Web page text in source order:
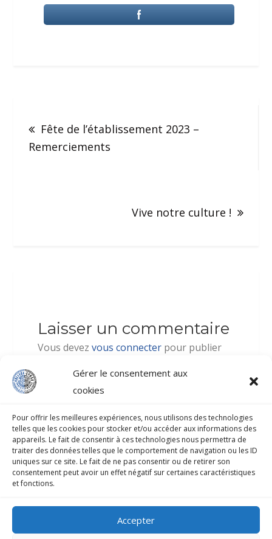
Gérer le consentement aux
cookies
Pour offrir les meilleures expériences, nous utilisons des technologies
telles que les cookies pour stocker et/ou accéder aux informations des
appareils. Le fait de consentir à ces technologies nous permettra de
traiter des données telles que le comportement de navigation ou les ID
uniques sur ce site. Le fait de ne pas consentir ou de retirer son
consentement peut avoir un effet négatif sur certaines caractéristiques
et fonctions.
Accepter
Fête de l’établissement 2023 –
Remerciements
Vive notre culture !
Laisser un commentaire
Vous devezvous connecter pour publier
COLLÈGE-LYCÉE PROFESSIONNEL D’ATUONA
Secrétariat : 40 917 070
Fax : 40 927 552